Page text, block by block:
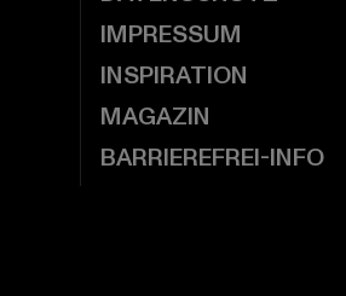
IMPRESSUM
INSPIRATION
MAGAZIN
BARRIEREFREI-INFO